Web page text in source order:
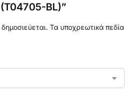
BL)”
Τα υποχρεωτικά πεδία